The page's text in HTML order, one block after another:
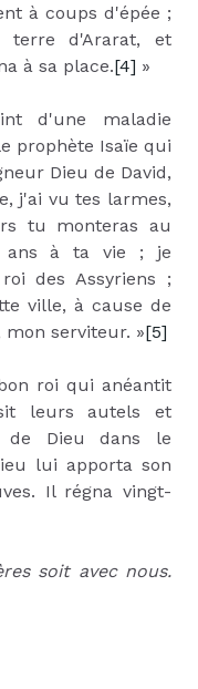
à coups d'épée ;
d'Ararat, et
à sa place.[4] »
d'une maladie
prophète Isaïe qui
Dieu de David,
j'ai vu tes larmes,
tu monteras au
ans à ta vie ; je
des Assyriens ;
ville, à cause de
serviteur. »[5]
roi qui anéantit
leurs autels et
de Dieu dans le
lui apporta son
Il régna vingt-
soit avec nous.